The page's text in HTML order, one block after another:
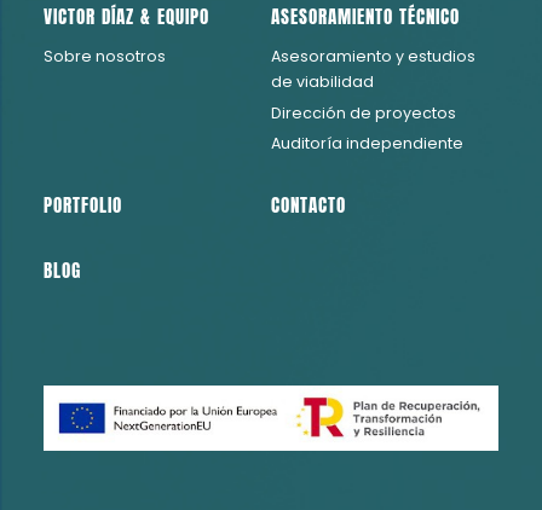
Consultoría Técnica Due Dilligence
Portfolio
VICTOR DÍAZ & EQUIPO
Sobre nosotros
ASESORAMIENTO TÉCNICO
Asesoramiento y estudios
de viabilidad
Dirección de proyectos
Auditoría independiente
PORTFOLIO CONTACTO
BLOG